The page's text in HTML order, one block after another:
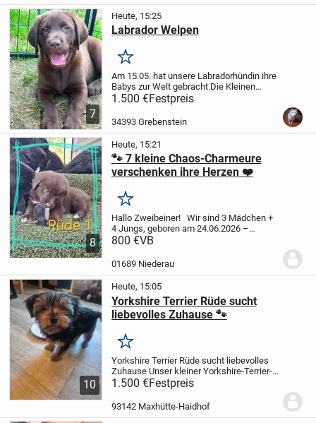
7
Heute, 15:25
Labrador Welpen
Merken
Am 15.05. hat unsere Labradorhündin ihre
Babys zur Welt gebracht.Die Kleinen
wachsen im Haus auf und werden
liebevoll aufgezogen.
(schwarz und schoko) sind mit 12
1.500 €Festpreis
34393 Grebenstein
8
Heute, 15:21
🐾 7 kleine Chaos-Charmeure
verschenken ihre Herzen ❤️
Merken
Hallo Zweibeiner! Wir sind 3 Mädchen +
4 Jungs, geboren am 24.06.2026 –
ziemlich begabt in Unsinn, Charme &
wachsen mitten im Rudel, in Haus &
800 €VB
01689 Niederau
10
Heute, 15:05
Yorkshire Terrier Rüde sucht
liebevolles Zuhause 🐾
Merken
Yorkshire Terrier Rüde sucht liebevolles
Zuhause Unser kleiner Yorkshire-Terrier-
Rüde sucht ein liebevolles und
verantwortungsbewusstes
Zuhause. Alter: 11 WochenGewicht:
aktuell ca. 1,55...
1.500 €Festpreis
93142 Maxhütte-Haidhof